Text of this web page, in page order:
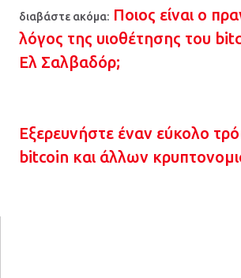
διαβάστε ακόμα: Ποιος είναι ο
λόγος της υιοθέτησης του
Ελ Σαλβαδόρ;
Εξερευνήστε έναν εύκολο
bitcoin και άλλων